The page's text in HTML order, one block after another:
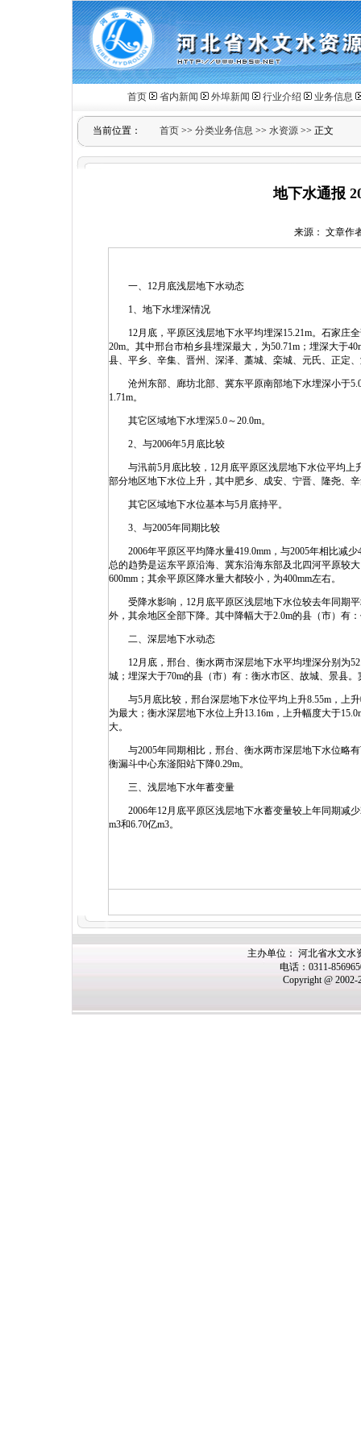
首页 省内新闻 外埠新闻 行业介绍 业务信息
当前位置： 首页 >> 分类业务信息 >> 水资源 >> 正文
地下水通报
来源： 文章作
一、12月底浅层地下水动态
1、地下水埋深情况
12月底，平原区浅层地下水平均埋深15.21m。石家庄
20m。其中邢台市柏乡县埋深最大，为50.71m；埋深大于
县、平乡、辛集、晋州、深泽、藁城、栾城、元氏、正定
沧州东部、廊坊北部、冀东平原南部地下水埋深小于
1.71m。
其它区域地下水埋深5.0～20.0m。
2、与2006年5月底比较
与汛前5月底比较，12月底平原区浅层地下水位平均上
部分地区地下水位上升，其中肥乡、成安、宁晋、隆尧、
其它区域地下水位基本与5月底持平。
3、与2005年同期比较
2006年平原区平均降水量419.0mm，与2005年相比减少
总的趋势是运东平原沿海、冀东沿海东部及北四河平原较
600mm；其余平原区降水量大都较小，为400mm左右。
受降水影响，12月底平原区浅层地下水位较去年同期平
外，其余地区全部下降。其中降幅大于2.0m的县（市）有
二、深层地下水动态
12月底，邢台、衡水两市深层地下水平均埋深分别为
城；埋深大于70m的县（市）有：衡水市区、故城、景县
与5月底比较，邢台深层地下水位平均上升8.55m，上升
为最大；衡水深层地下水位上升13.16m，上升幅度大于
大。
与2005年同期相比，邢台、衡水两市深层地下水位略有
衡漏斗中心东滏阳站下降0.29m。
三、浅层地下水年蓄变量
2006年12月底平原区浅层地下水蓄变量较上年同期减少
m3和6.70亿m3。
主办单位： 河北省水文水
电话：0311-
Copyright @ 2002-